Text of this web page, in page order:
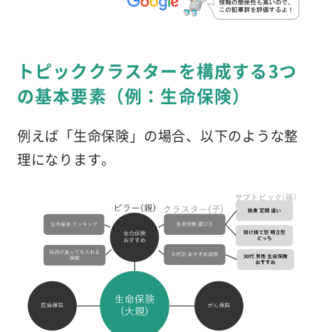
トピッククラスターを構成する3つ
の基本要素（例：生命保険）
例えば「生命保険」の場合、以下のような整
理になります。